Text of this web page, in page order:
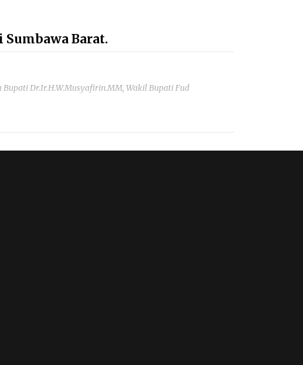
Sumbawa Barat.
Dr.Ir.H.W.Musyafirin.MM, Wakil Bupati Fud